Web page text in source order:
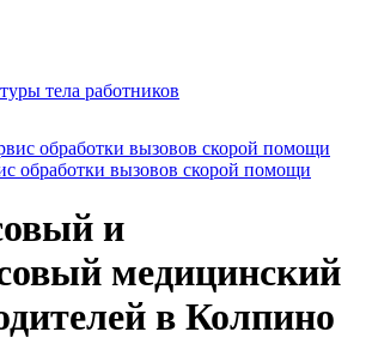
тела работников
обработки вызовов скорой помощи
и
медицинский
в Колпино